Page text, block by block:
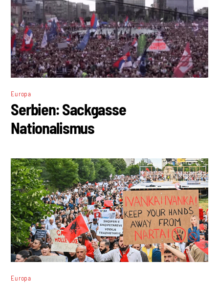
Europa
Serbien: Sackgasse
Nationalismus
Europa